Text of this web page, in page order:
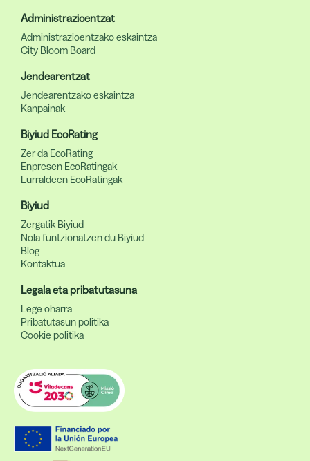
Administrazioentzat
Administrazioentzako eskaintza
City Bloom Board
Jendearentzat
Jendearentzako eskaintza
Kanpainak
Biyiud EcoRating
Zer da EcoRating
Enpresen EcoRatingak
Lurraldeen EcoRatingak
Biyiud
Zergatik Biyiud
Nola funtzionatzen du Biyiud
Blog
Kontaktua
Legala eta pribatutasuna
Lege oharra
Pribatutasun politika
Cookie politika